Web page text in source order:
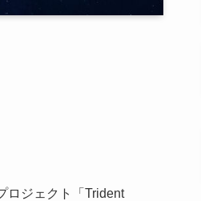
ロジェクト「Trident